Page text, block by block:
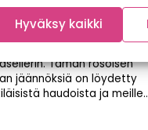
Hyväksy kaikki
juuri nyt:
viikon kasvikseksi
Tämän rosoisen
jäännöksiä on löydetty
haudoista ja